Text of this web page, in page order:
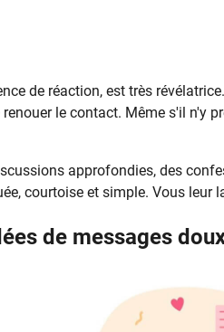
de réaction, est très
le contact. Même s'il n'y
approfondies, des
courtoise et simple. Vous leur
de messages